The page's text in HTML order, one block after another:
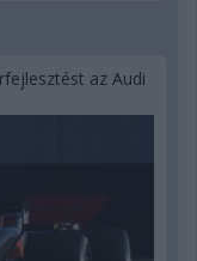
az Audi